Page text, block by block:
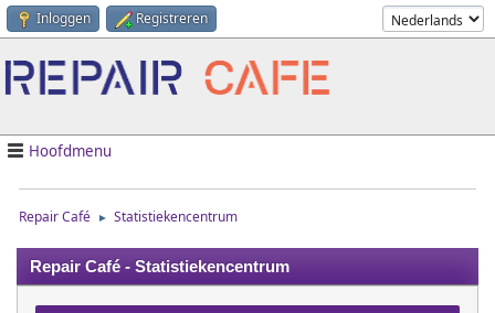
Inloggen Registreren
Hoofdmenu
Repair Café ► Statistiekencentrum
Repair Café - Statistiekencentrum